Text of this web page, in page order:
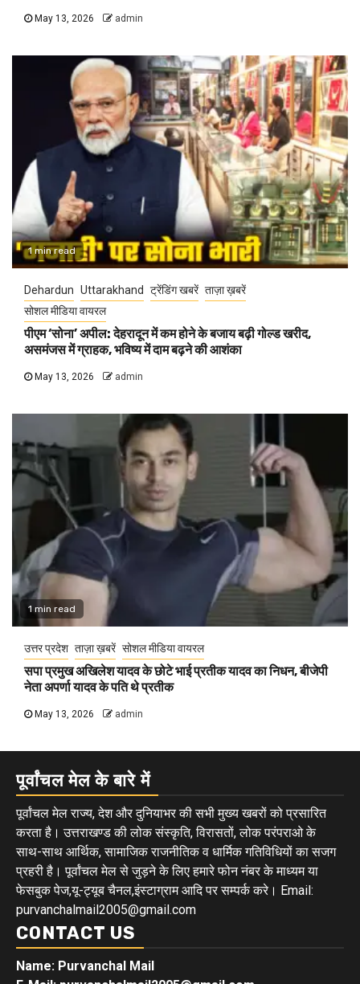
May 13, 2026 admin
1 min read
Dehardun Uttarakhand ट्रेंडिंग खबरें ताज़ा ख़बरें
सोशल मीडिया वायरल
पीएम ‘सोना’ अपील: देहरादून में कम होने के बजाय बढ़ी गोल्ड खरीद,
असमंजस में ग्राहक, भविष्य में दाम बढ़ने की आशंका
May 13, 2026 admin
1 min read
उत्तर प्रदेश ताज़ा ख़बरें सोशल मीडिया वायरल
सपा प्रमुख अखिलेश यादव के छोटे भाई प्रतीक यादव का निधन, बीजेपी
नेता अपर्णा यादव के पति थे प्रतीक
May 13, 2026 admin
पूर्वांचल मेल के बारे में
पूर्वांचल मेल राज्य, देश और दुनियाभर की सभी मुख्य खबरों को प्रसारित
करता है। उत्तराखण्ड की लोक संस्कृति, विरासतों, लोक परंपराओ के
साथ-साथ आर्थिक, सामाजिक राजनीतिक व धार्मिक गतिविधियों का सजग
प्रहरी है। पूर्वांचल मेल से जुड़ने के लिए हमारे फोन नंबर के माध्यम या
फेसबुक पेज,यू-ट्यूब चैनल,इंस्टाग्राम आदि पर सम्पर्क करे। Email:
purvanchalmail2005@gmail.com
CONTACT US
Name: Purvanchal Mail